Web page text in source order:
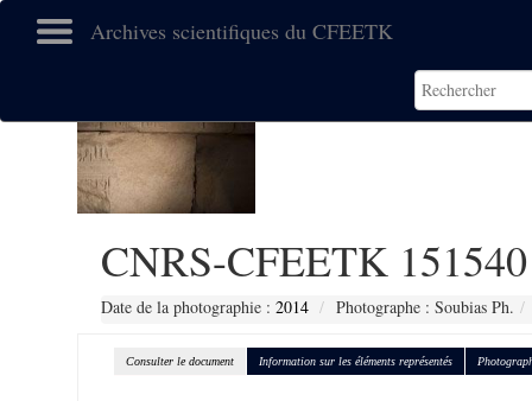
Archives scientifiques du CFEETK
CNRS-CFEETK 151540
Date de la photographie : 2014 Photographe : Soubias Ph.
Consulter le document Information sur les éléments représentés